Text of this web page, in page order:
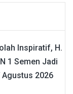
Inspiratif, H.
1 Semen Jadi
Agustus 2026